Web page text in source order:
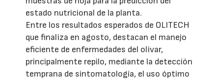
estado nutricional de la planta.
Entre los resultados esperados de OLITECH
que finaliza en agosto, destacan el manejo
eficiente de enfermedades del olivar,
principalmente repilo, mediante la detección
temprana de sintomatología, el uso óptimo